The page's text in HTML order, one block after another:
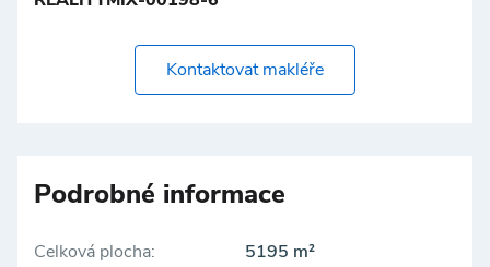
⦿ přímo u hlavních silničních tahů s výpadovkami na
⦿ BUS i TRAM u areálu.
Rádi poskytneme na vyžádání.
Kontaktovat makléře
Podrobné informace
Celková plocha: 5195 m²